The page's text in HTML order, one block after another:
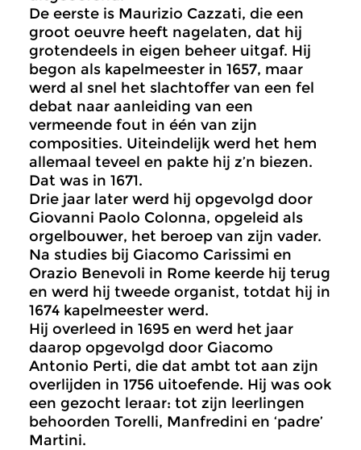
De eerste is Maurizio Cazzati, die een
groot oeuvre heeft nagelaten, dat hij
grotendeels in eigen beheer uitgaf. Hij
begon als kapelmeester in 1657, maar
werd al snel het slachtoffer van een fel
debat naar aanleiding van een
vermeende fout in één van zijn
composities. Uiteindelijk werd het hem
allemaal teveel en pakte hij z’n biezen.
Dat was in 1671.
Drie jaar later werd hij opgevolgd door
Giovanni Paolo Colonna, opgeleid als
orgelbouwer, het beroep van zijn vader.
Na studies bij Giacomo Carissimi en
Orazio Benevoli in Rome keerde hij terug
en werd hij tweede organist, totdat hij in
1674 kapelmeester werd.
Hij overleed in 1695 en werd het jaar
daarop opgevolgd door Giacomo
Antonio Perti, die dat ambt tot aan zijn
overlijden in 1756 uitoefende. Hij was ook
een gezocht leraar: tot zijn leerlingen
behoorden Torelli, Manfredini en ‘padre’
Martini.